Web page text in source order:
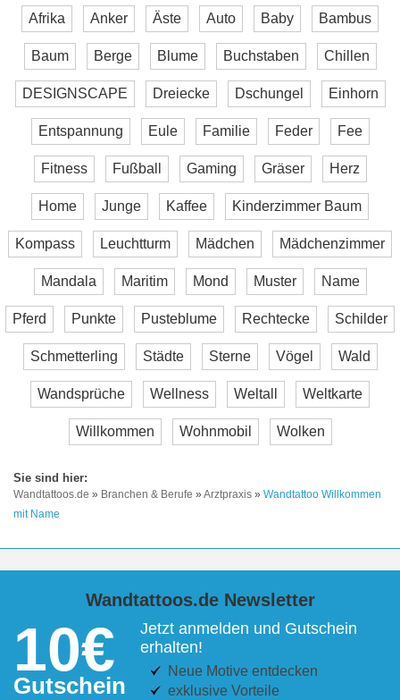
Afrika Anker Äste Auto Baby Bambus
Baum Berge Blume Buchstaben Chillen
DESIGNSCAPE Dreiecke Dschungel Einhorn
Entspannung Eule Familie Feder Fee
Fitness Fußball Gaming Gräser Herz
Home Junge Kaffee Kinderzimmer Baum
Kompass Leuchtturm Mädchen Mädchenzimmer
Mandala Maritim Mond Muster Name
Pferd Punkte Pusteblume Rechtecke Schilder
Schmetterling Städte Sterne Vögel Wald
Wandsprüche Wellness Weltall Weltkarte
Willkommen Wohnmobil Wolken
Wandtattoos.de » Branchen & Berufe » Arztpraxis » Wandtattoo Willkommen
mit Name
Wandtattoos.de Newsletter
10€
Gutschein
Jetzt anmelden und Gutschein
erhalten!
Neue Motive entdecken
exklusive Vorteile